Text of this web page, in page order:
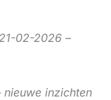
02-2026 –
inzichten